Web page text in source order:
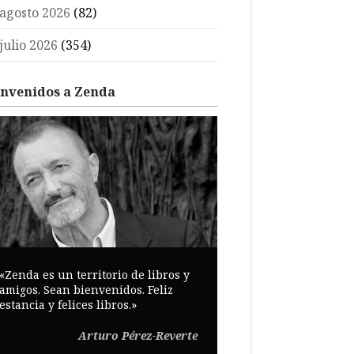
2026 (82)
2026 (354)
a Zenda
es un territorio de libros y
Sean bienvenidos. Feliz
y felices libros.»
Arturo Pérez-Reverte